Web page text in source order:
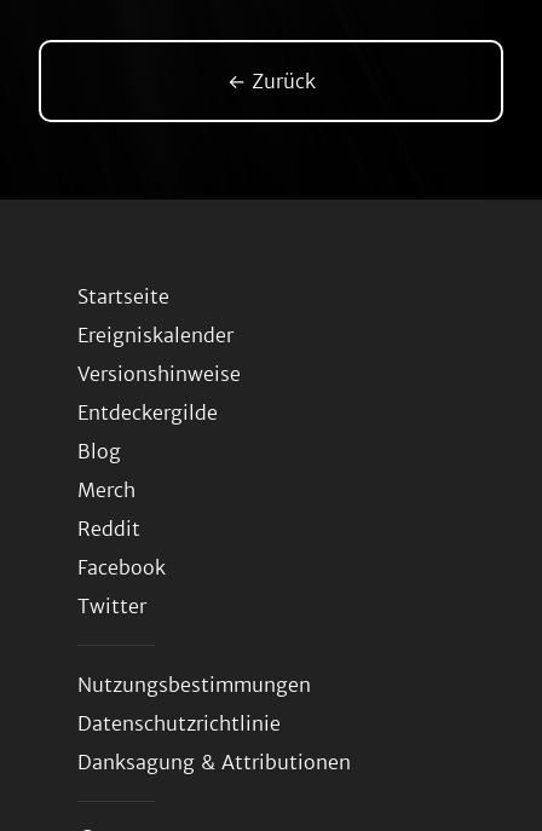
← Zurück
Startseite
Ereigniskalender
Versionshinweise
Entdeckergilde
Blog
Merch
Reddit
Facebook
Twitter
Nutzungsbestimmungen
Datenschutzrichtlinie
Danksagung & Attributionen